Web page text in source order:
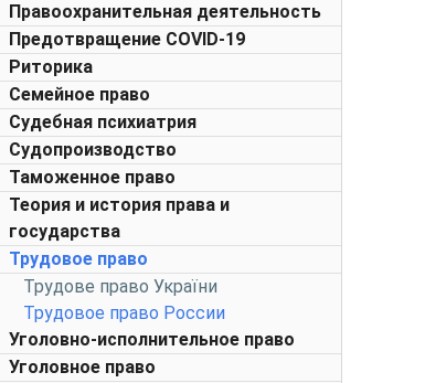
Правоохранительная деятельность
Предотвращение COVID-19
Риторика
Семейное право
Судебная психиатрия
Судопроизводство
Таможенное право
Теория и история права и
государства
Трудовое право
Трудове право України
Трудовое право России
Уголовно-исполнительное право
Уголовное право